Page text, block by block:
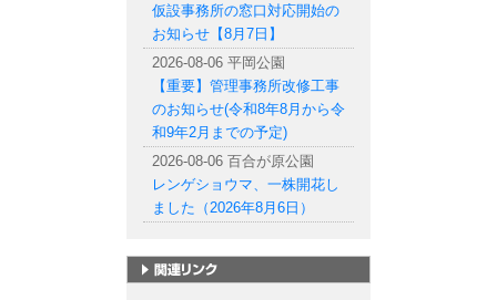
仮設事務所の窓口対応開始の
お知らせ【8月7日】
2026-08-06 平岡公園
【重要】管理事務所改修工事
のお知らせ(令和8年8月から令
和9年2月までの予定)
2026-08-06 百合が原公園
レンゲショウマ、一株開花し
ました（2026年8月6日）